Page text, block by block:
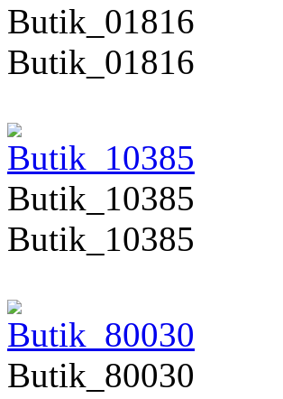
Butik_01816
Butik_01816
Butik_10385
Butik_10385
Butik_80030